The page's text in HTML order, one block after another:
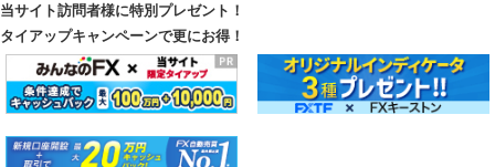
当サイト訪問者様に特別プレゼント！
タイアップキャンペーンで更にお得！